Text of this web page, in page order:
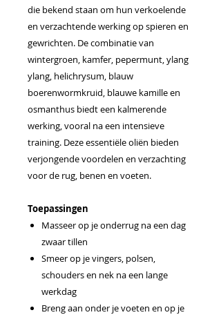
die bekend staan om hun verkoelende
en verzachtende werking op spieren en
gewrichten. De combinatie van
wintergroen, kamfer, pepermunt, ylang
ylang, helichrysum, blauw
boerenwormkruid, blauwe kamille en
osmanthus biedt een kalmerende
werking, vooral na een intensieve
training. Deze essentiële oliën bieden
verjongende voordelen en verzachting
voor de rug, benen en voeten.
Toepassingen
Masseer op je onderrug na een dag
zwaar tillen
Smeer op je vingers, polsen,
schouders en nek na een lange
werkdag
Breng aan onder je voeten en op je